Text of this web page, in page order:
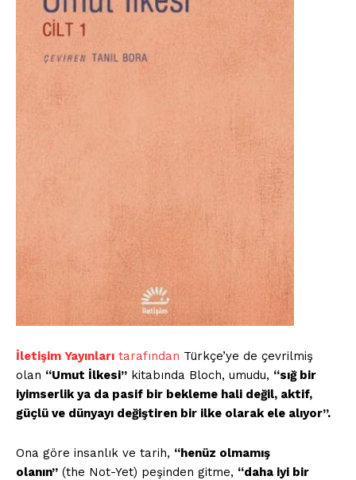
İletişim Yayınları tarafından Türkçe’ye de çevrilmiş
olan “Umut İlkesi” kitabında Bloch, umudu, “sığ bir
iyimserlik ya da pasif bir bekleme hali değil, aktif,
güçlü ve dünyayı değiştiren bir ilke olarak ele alıyor”.
Ona göre insanlık ve tarih, “henüz olmamış
olanın” (the Not-Yet) peşinden gitme, “daha iyi bir